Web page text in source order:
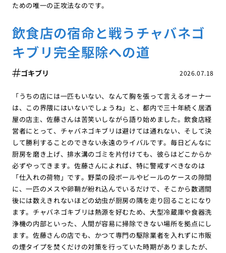
ための唯一の正攻法なのです。
飲食店の宿命と戦うチャバネゴ
キブリ完全駆除への道
2026.07.18
ゴキブリ
「うちの店には一匹もいない、なんて胸を張って言えるオーナー
は、この界隈にはいないでしょうね」と、都内で三十年続く居酒
屋の店主、佐藤さんは苦笑いしながら語り始めました。飲食店経
営者にとって、チャバネゴキブリは避けては通れない、そして決
して勝利することのできない永遠のライバルです。毎日どんなに
厨房を磨き上げ、排水溝のゴミを片付けても、彼らはどこからか
必ずやってきます。佐藤さんによれば、特に警戒すべきなのは
「仕入れの荷物」です。野菜の段ボールやビールのケースの隙間
に、一匹のメスや卵鞘が紛れ込んでいるだけで、そこから数週間
後には数えきれないほどの幼虫が厨房の隅を走り回ることになり
ます。チャバネゴキブリは熱源を好むため、大型冷蔵庫や食器洗
浄機の内部といった、人間が容易に掃除できない場所を拠点にし
ます。佐藤さんの店でも、かつて専門の駆除業者を入れずに市販
の煙タイプを焚くだけの対策を行っていた時期がありましたが、